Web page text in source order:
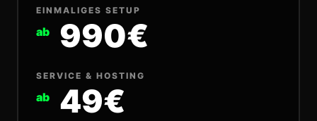
EINMALIGES SETUP
ab 990€
SERVICE & HOSTING
ab 49€